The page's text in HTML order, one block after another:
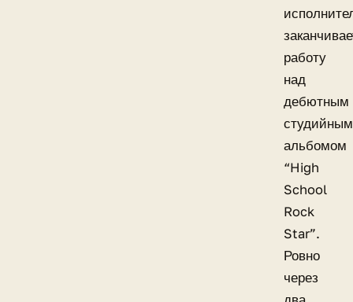
работу
над
дебютным
студийным
альбомом
“High
School
Rock
Star”.
Ровно
через